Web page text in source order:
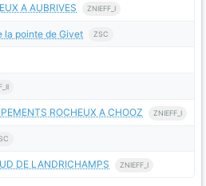
A AUBRIVES ZNIEFF_I
la pointe de Givet ZSC
ROCHEUX A CHOOZ ZNIEFF_I
DE LANDRICHAMPS ZNIEFF_I